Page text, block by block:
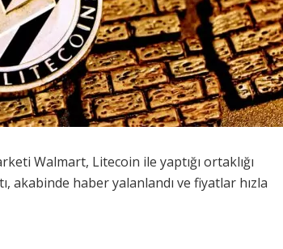
Walmart, Litecoin ile yaptığı ortaklığı
akabinde haber yalanlandı ve fiyatlar hızla